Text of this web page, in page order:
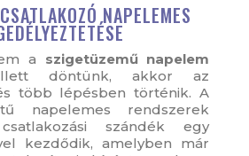
NAPELEMES
a
szigetüzemű napelem
döntünk, akkor az
több lépésben történik. A
napelemes rendszerek
szándék egy
kezdődik, amelyben már